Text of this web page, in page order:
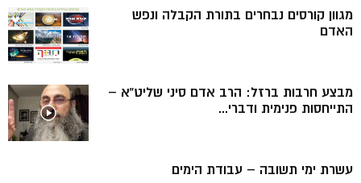
מגוון קורסים נבחרים בתורת הקבלה ונפש
האדם
מבצע חרבות ברזל: הרב אדם סיני שליט”א –
התייחסות פנימית ודברי...
עשרת ימי תשובה – עבודת הימים